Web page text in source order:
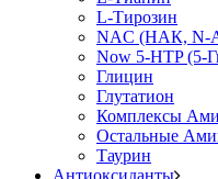
L-Тирозин
NAC (НАК, N-
Now 5-HTP (5-
Глицин
Глутатион
Комплексы
Остальные
Таурин
Антиоксиданты